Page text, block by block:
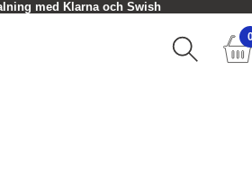
med Klarna och Swish